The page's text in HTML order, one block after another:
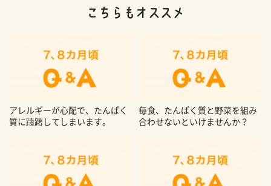
アレルギーが心配で、たんぱく
質に躊躇してしまいます。
毎食、たんぱく質と野菜を組み
合わせないといけませんか？